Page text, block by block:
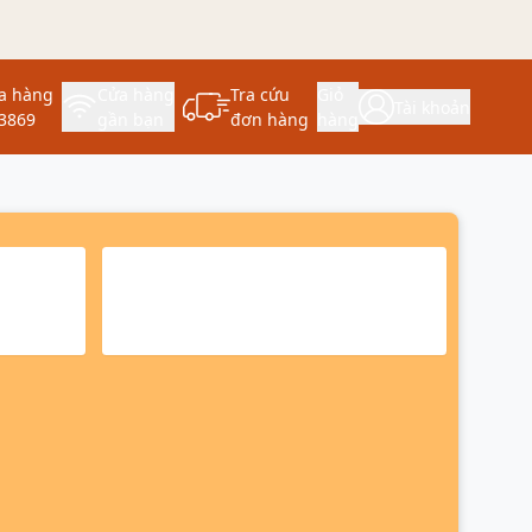
hàng
Tra cứu
đơn hàng